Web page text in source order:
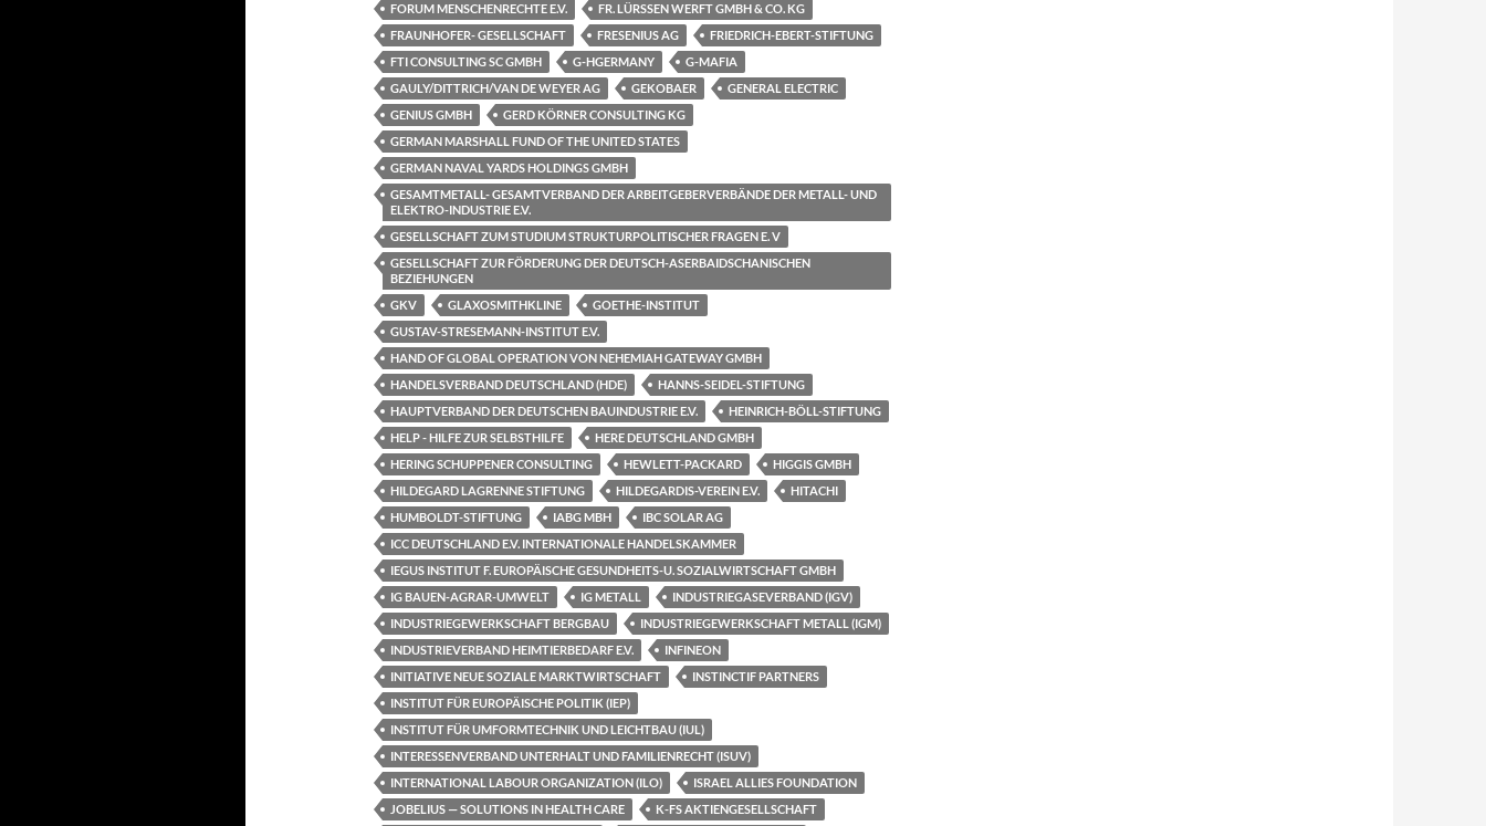
FORUM MENSCHENRECHTE E.V.
FR. LÜRSSEN WERFT GMBH & CO. KG
FRAUNHOFER- GESELLSCHAFT
FRESENIUS AG
FRIEDRICH-EBERT-STIFTUNG
FTI CONSULTING SC GMBH
G-HGERMANY
G-MAFIA
GAULY/DITTRICH/VAN DE WEYER AG
GEKOBAER
GENERAL ELECTRIC
GENIUS GMBH
GERD KÖRNER CONSULTING KG
GERMAN MARSHALL FUND OF THE UNITED STATES
GERMAN NAVAL YARDS HOLDINGS GMBH
GESAMTMETALL- GESAMTVERBAND DER ARBEITGEBERVERBÄNDE DER METALL- UND
ELEKTRO-INDUSTRIE E.V.
GESELLSCHAFT ZUM STUDIUM STRUKTURPOLITISCHER FRAGEN E. V
GESELLSCHAFT ZUR FÖRDERUNG DER DEUTSCH-ASERBAIDSCHANISCHEN
BEZIEHUNGEN
GKV
GLAXOSMITHKLINE
GOETHE-INSTITUT
GUSTAV-STRESEMANN-INSTITUT E.V.
HAND OF GLOBAL OPERATION VON NEHEMIAH GATEWAY GMBH
HANDELSVERBAND DEUTSCHLAND (HDE)
HANNS-SEIDEL-STIFTUNG
HAUPTVERBAND DER DEUTSCHEN BAUINDUSTRIE E.V.
HEINRICH-BÖLL-STIFTUNG
HELP - HILFE ZUR SELBSTHILFE
HERE DEUTSCHLAND GMBH
HERING SCHUPPENER CONSULTING
HEWLETT-PACKARD
HIGGIS GMBH
HILDEGARD LAGRENNE STIFTUNG
HILDEGARDIS-VEREIN E.V.
HITACHI
HUMBOLDT-STIFTUNG
IABG MBH
IBC SOLAR AG
ICC DEUTSCHLAND E.V. INTERNATIONALE HANDELSKAMMER
IEGUS INSTITUT F. EUROPÄISCHE GESUNDHEITS-U. SOZIALWIRTSCHAFT GMBH
IG BAUEN-AGRAR-UMWELT
IG METALL
INDUSTRIEGASEVERBAND (IGV)
INDUSTRIEGEWERKSCHAFT BERGBAU
INDUSTRIEGEWERKSCHAFT METALL (IGM)
INDUSTRIEVERBAND HEIMTIERBEDARF E.V.
INFINEON
INITIATIVE NEUE SOZIALE MARKTWIRTSCHAFT
INSTINCTIF PARTNERS
INSTITUT FÜR EUROPÄISCHE POLITIK (IEP)
INSTITUT FÜR UMFORMTECHNIK UND LEICHTBAU (IUL)
INTERESSENVERBAND UNTERHALT UND FAMILIENRECHT (ISUV)
INTERNATIONAL LABOUR ORGANIZATION (ILO)
ISRAEL ALLIES FOUNDATION
JOBELIUS — SOLUTIONS IN HEALTH CARE
K-FS AKTIENGESELLSCHAFT